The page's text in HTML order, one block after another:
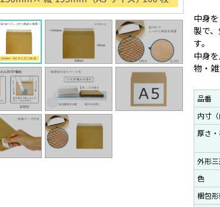
中身
製で
す。
中身
物・
品番
内寸（
厚さ
外形
色
梱包